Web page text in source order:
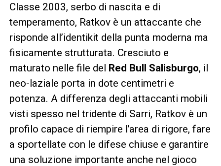
Classe 2003, serbo di nascita e di
temperamento, Ratkov è un attaccante che
risponde all’identikit della punta moderna ma
fisicamente strutturata. Cresciuto e
maturato nelle file del Red Bull Salisburgo, il
neo-laziale porta in dote centimetri e
potenza. A differenza degli attaccanti mobili
visti spesso nel tridente di Sarri, Ratkov è un
profilo capace di riempire l’area di rigore, fare
a sportellate con le difese chiuse e garantire
una soluzione importante anche nel gioco